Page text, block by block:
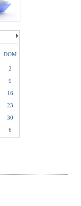
DOM
2
9
16
23
30
6